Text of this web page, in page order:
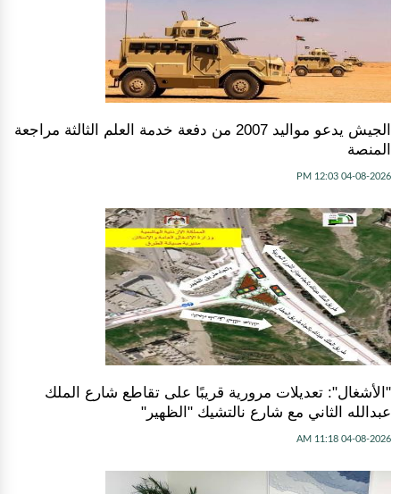
الجيش يدعو مواليد 2007 من دفعة خدمة العلم الثالثة مراجعة
المنصة
04-08-2026 12:03 PM
"الأشغال": تعديلات مرورية قريبًا على تقاطع شارع الملك
عبدالله الثاني مع شارع نالتشيك "الظهير"
04-08-2026 11:18 AM